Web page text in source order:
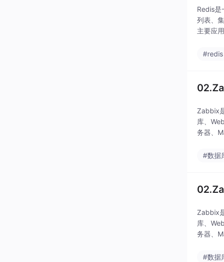
Redis是
列表、
主要应
#redis
Zabbix
库、
务器、
#数据
Zabbix
库、
务器、
#数据